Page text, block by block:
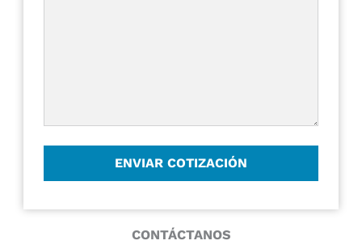
CONTÁCTANOS